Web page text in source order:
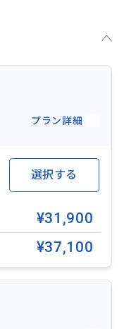
議な建築。外壁に
ートスポットです。
プラン詳細
選択する
¥31,900
¥37,100